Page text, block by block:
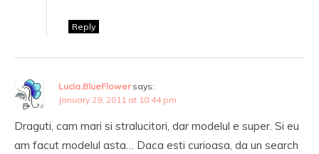
Reply
Lucia.BlueFlower says:
January 29, 2011 at 10:44 pm
Draguti, cam mari si stralucitori, dar modelul e super. Si eu
am facut modelul asta… Daca esti curioasa, da un search